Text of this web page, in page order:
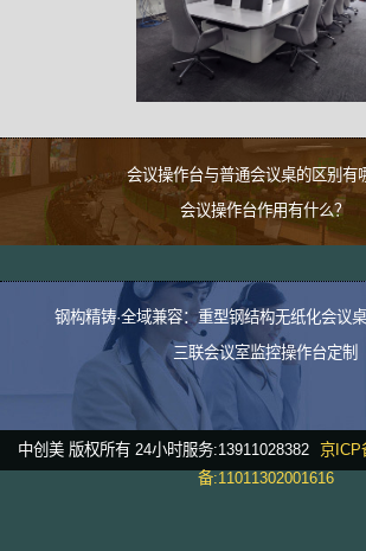
会议操作台与普通会议桌的区别有
会议操作台作用有什么？
钢构精铸·全域兼容：重型钢结构无纸化会议
三联会议室监控操作台定制
中创美 版权所有 24小时服务:13911028382 京ICP
备:11011302001616